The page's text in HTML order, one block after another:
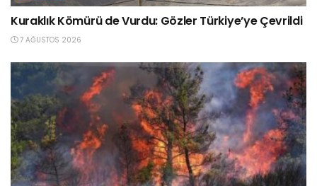
Kuraklık Kömürü de Vurdu: Gözler Türkiye’ye Çevrildi
7 AĞUSTOS 2026